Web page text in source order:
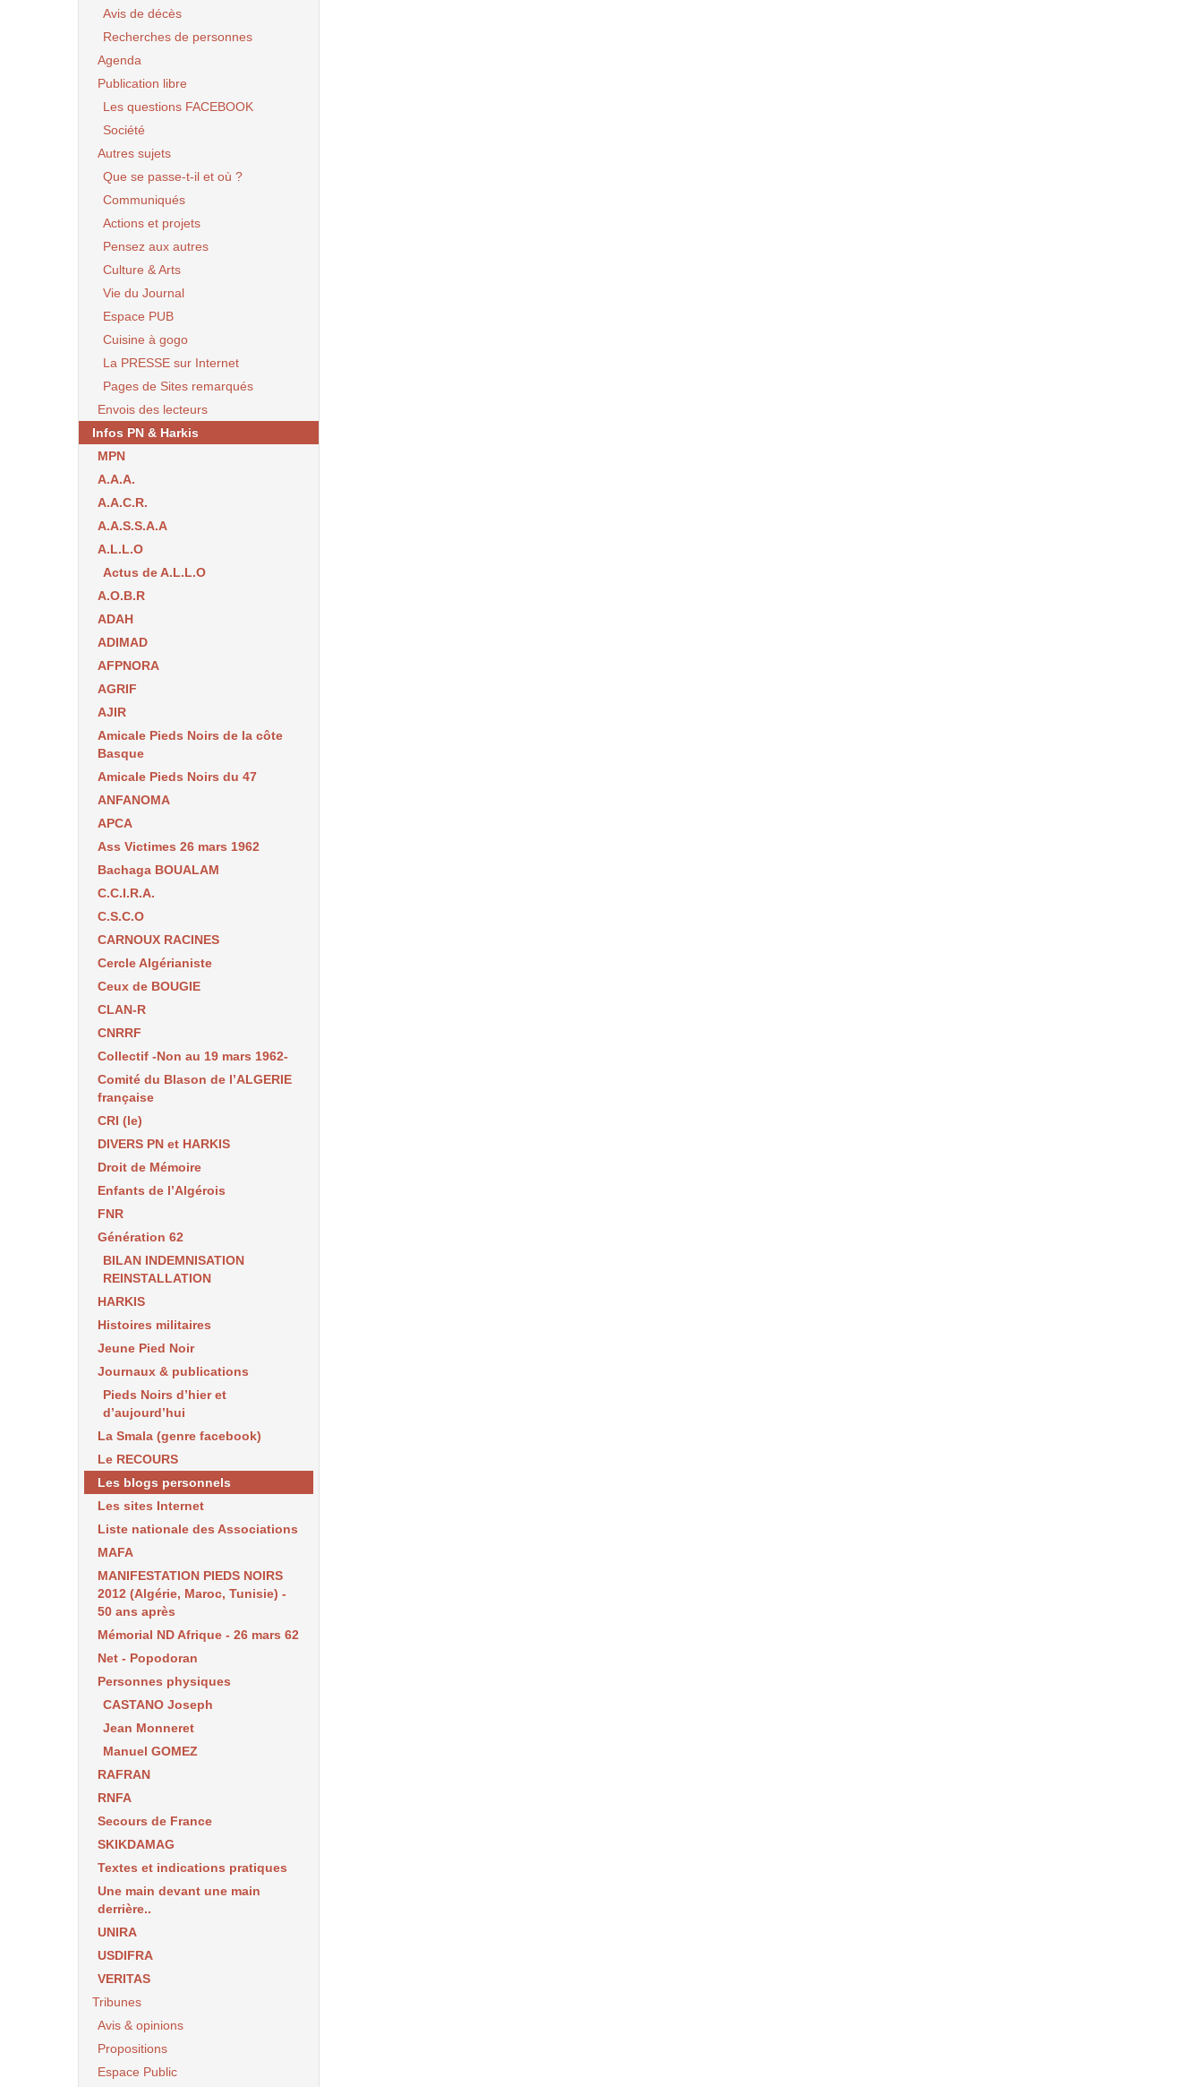
Avis de décès
Recherches de personnes
Agenda
Publication libre
Les questions FACEBOOK
Société
Autres sujets
Que se passe-t-il et où ?
Communiqués
Actions et projets
Pensez aux autres
Culture & Arts
Vie du Journal
Espace PUB
Cuisine à gogo
La PRESSE sur Internet
Pages de Sites remarqués
Envois des lecteurs
Infos PN & Harkis
MPN
A.A.A.
A.A.C.R.
A.A.S.S.A.A
A.L.L.O
Actus de A.L.L.O
A.O.B.R
ADAH
ADIMAD
AFPNORA
AGRIF
AJIR
Amicale Pieds Noirs de la côte
Basque
Amicale Pieds Noirs du 47
ANFANOMA
APCA
Ass Victimes 26 mars 1962
Bachaga BOUALAM
C.C.I.R.A.
C.S.C.O
CARNOUX RACINES
Cercle Algérianiste
Ceux de BOUGIE
CLAN-R
CNRRF
Collectif -Non au 19 mars 1962-
Comité du Blason de l’ALGERIE
française
CRI (le)
DIVERS PN et HARKIS
Droit de Mémoire
Enfants de l’Algérois
FNR
Génération 62
BILAN INDEMNISATION
REINSTALLATION
HARKIS
Histoires militaires
Jeune Pied Noir
Journaux & publications
Pieds Noirs d’hier et
d’aujourd’hui
La Smala (genre facebook)
Le RECOURS
Les blogs personnels
Les sites Internet
Liste nationale des Associations
MAFA
MANIFESTATION PIEDS NOIRS
2012 (Algérie, Maroc, Tunisie) -
50 ans après
Mémorial ND Afrique - 26 mars 62
Net - Popodoran
Personnes physiques
CASTANO Joseph
Jean Monneret
Manuel GOMEZ
RAFRAN
RNFA
Secours de France
SKIKDAMAG
Textes et indications pratiques
Une main devant une main
derrière..
UNIRA
USDIFRA
VERITAS
Tribunes
Avis & opinions
Propositions
Espace Public